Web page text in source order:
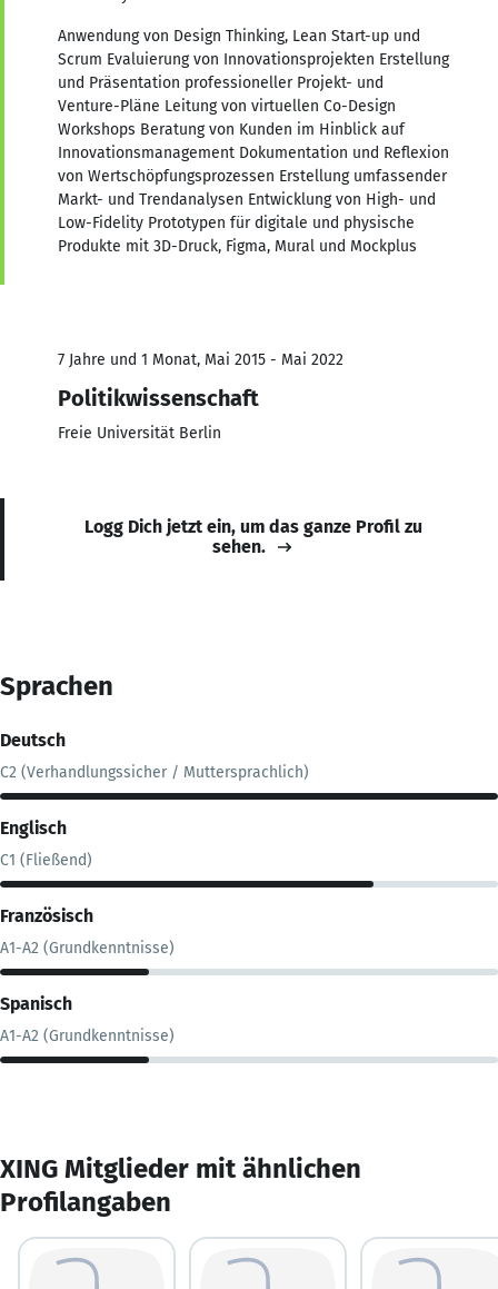
Anwendung von Design Thinking, Lean Start-up und
Scrum Evaluierung von Innovationsprojekten Erstellung
und Präsentation professioneller Projekt- und
Venture-Pläne Leitung von virtuellen Co-Design
Workshops Beratung von Kunden im Hinblick auf
Innovationsmanagement Dokumentation und Reflexion
von Wertschöpfungsprozessen Erstellung umfassender
Markt- und Trendanalysen Entwicklung von High- und
Low-Fidelity Prototypen für digitale und physische
Produkte mit 3D-Druck, Figma, Mural und Mockplus
7 Jahre und 1 Monat, Mai 2015 - Mai 2022
Politikwissenschaft
Freie Universität Berlin
Logg Dich jetzt ein, um das ganze Profil zu
sehen.
Sprachen
Deutsch
C2 (Verhandlungssicher / Muttersprachlich)
Englisch
C1 (Fließend)
Französisch
A1-A2 (Grundkenntnisse)
Spanisch
A1-A2 (Grundkenntnisse)
XING Mitglieder mit ähnlichen
Profilangaben